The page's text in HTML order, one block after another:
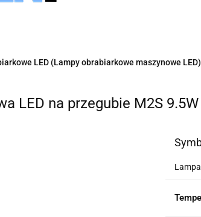
LED (Lampy obrabiarkowe maszynowe LED)
LED na przegubie M2S